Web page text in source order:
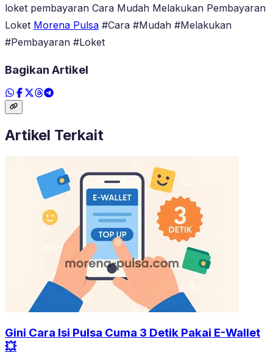
loket pembayaran Cara Mudah Melakukan Pembayaran
Loket Morena Pulsa #Cara #Mudah #Melakukan
#Pembayaran #Loket
Bagikan Artikel
Artikel Terkait
Gini Cara Isi Pulsa Cuma 3 Detik Pakai E-Wallet
💥